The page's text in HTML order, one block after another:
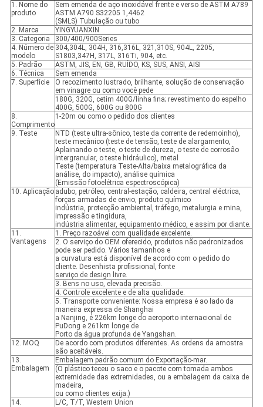
1. Nome do
produto
Sem emenda de aço inoxidável frente e verso de ASTM A789
ASTM A790 S32205 1,4462
(SMLS) Tubulação ou tubo
2. Marca
YINGYUANXIN
3. Categoria
300/400/900Series
4. Número de
modelo
304,304L, 304H, 316,316L, 321,310S, 904L, 2205,
S1803,347H, 317L, 316Ti, 904, etc.
5. Padrão
ASTM, JIS, EN, GB, RUÍDO, KS, SUS, ANSI, AISI
6. Técnica
Sem emenda
7. Superfície
O recozimento lustrado, brilhante, solução de conservação
em vinagre ou como você pede
180G, 320G, cetim 400G/linha fina; revestimento do espelho
400G, 500G, 600G ou 800G
8.
Comprimento
1-20m ou como o pedido dos clientes
9. Teste
NTD (teste ultra-sônico, teste da corrente de redemoinho),
teste mecânico (teste de tensão, teste de alargamento,
Aplainando o teste, o teste de dureza, o teste de corrosão
intergranular, o teste hidráulico), metal
Teste (temperatura Teste-Alta/baixa metalográfica da
análise, do impacto), análise química
(Emissão fotoelétrica espectroscópica)
10. Aplicação adubo, petróleo, central-estação, caldeira, central eléctrica,
forças armadas de envio, produto químico
indústria, protecção ambiental, tráfego, metalurgia e mina,
impressão e tingidura,
indústria alimentar, equipamento médico, e assim por diante.
11.
Vantagens
1. Preço razoável com qualidade excelente.
2. O serviço do OEM oferecido, produtos não padronizados
pode ser pedido. Vários tamanhos e
a curvatura está disponível de acordo com o pedido do
cliente. Desenhista profissional, fonte
serviço de design livre.
3. Bens no uso, elevada precisão.
4. Controle excelente e de alta qualidade.
5. Transporte conveniente: Nossa empresa é ao lado da
maneira expressa de Shanghai
a Nanjing, é 226km longe do aeroporto internacional de
PuDong e 261km longe de
Porto da água profunda de Yangshan.
12. MOQ
De acordo com produtos diferentes. As ordens da amostra
são aceitáveis.
13.
Embalagem
Embalagem padrão comum do Exportação-mar.
(O plástico teceu o saco e o pacote com tomada ambos
extremidade das extremidades, ou a embalagem da caixa de
madeira,
ou como clientes exija.)
14.
L/C, T/T, Western Union